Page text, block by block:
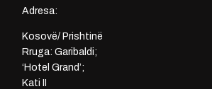
Adresa:
Kosovë/ Prishtinë
Rruga: Garibaldi;
‘Hotel Grand’;
Kati II